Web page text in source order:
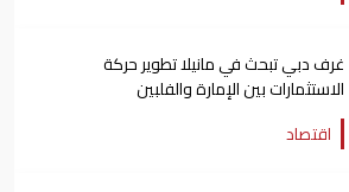
غرف دبي تبحث في مانيلا تطوير حركة
الاستثمارات بين الإمارة والفلبين
اقتصاد